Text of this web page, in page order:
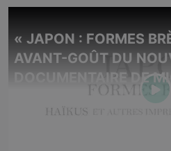
« JAPON : FORMES
AVANT-GOÛT DU
DOCUMENTAIRE DE